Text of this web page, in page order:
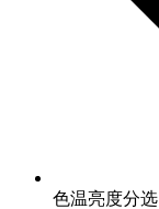
色温亮度分选